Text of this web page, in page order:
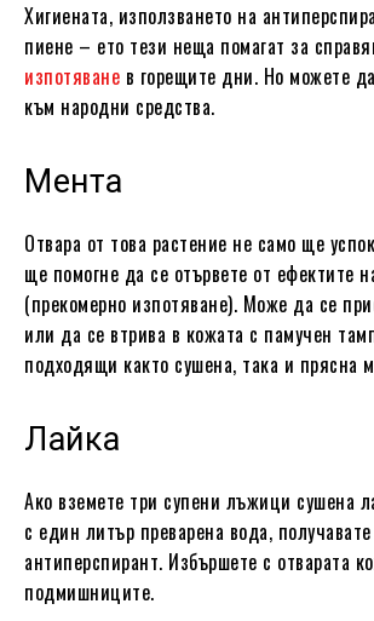
Хигиената, използването на
пиене – ето тези неща помагат за
изпотяване в горещите дни. Но можете
към народни средства.
Мента
Отвара от това растение не само ще
ще помогне да се отървете от ефектите
(прекомерно изпотяване). Може да се
или да се втрива в кожата с памучен
подходящи както сушена, така и прясна
Лайка
Ако вземете три супени лъжици сушена
с един литър преварена вода,
антиперспирант. Избършете с отварата
подмишниците.